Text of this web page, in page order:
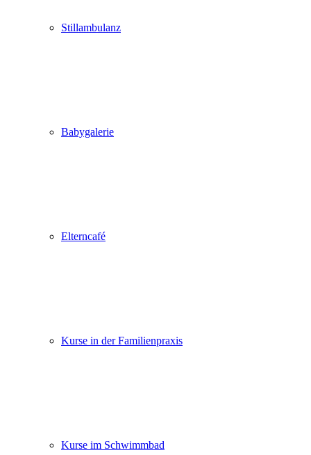
Stillambulanz
Babygalerie
Elterncafé
Kurse in der Familienpraxis
Kurse im Schwimmbad